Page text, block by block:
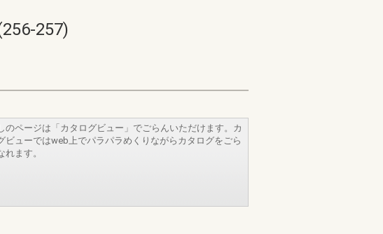
257)
のページは「カタログビュー」でごらんいただけます。カ
ビューではweb上でパラパラめくりながらカタログをごら
れます。